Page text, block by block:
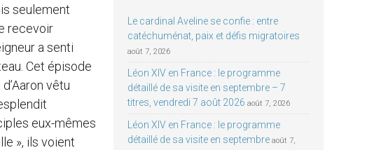
seulement
recevoir
a senti
Cet épisode
vêtu
eux-mêmes
», ils voient
Le cardinal Aveline se confie : entre
catéchuménat, paix et défis migratoires
août 7, 2026
Léon XIV en France : le programme
détaillé de sa visite en septembre – 7
titres, vendredi 7 août 2026 août 7, 2026
Léon XIV en France : le programme
détaillé de sa visite en septembre août 7,